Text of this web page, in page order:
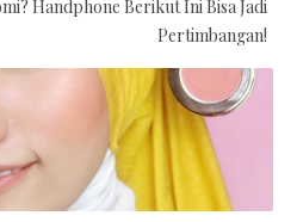
Handphone Berikut Ini Bisa Jadi
Pertimbangan!